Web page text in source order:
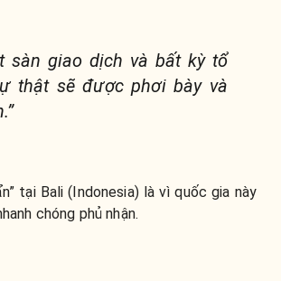
sàn giao dịch và bất kỳ tổ
thật sẽ được phơi bày và
tại Bali (Indonesia) là vì quốc gia này
chóng phủ nhận.